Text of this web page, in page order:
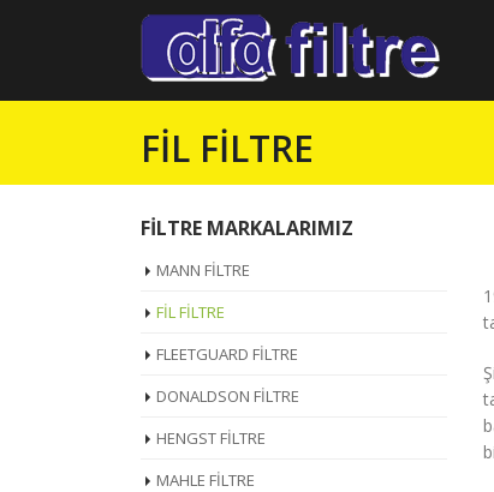
FİL FİLTRE
FİLTRE MARKALARIMIZ
MANN FİLTRE
FİL FİLTRE
FLEETGUARD FİLTRE
DONALDSON FİLTRE
HENGST FİLTRE
MAHLE FİLTRE